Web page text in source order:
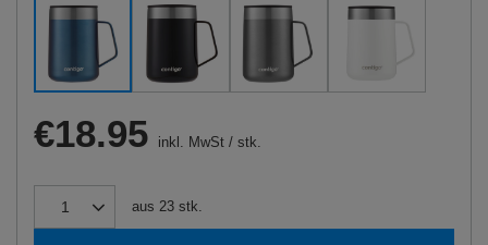
€18.95 inkl. MwSt / stk.
aus 23 stk.